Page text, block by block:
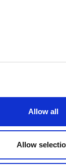
Allow all
Allow
Magic xpa関連ソフト
Magic xpi
Magic xpi製品詳
Magic xpi購入後手続き